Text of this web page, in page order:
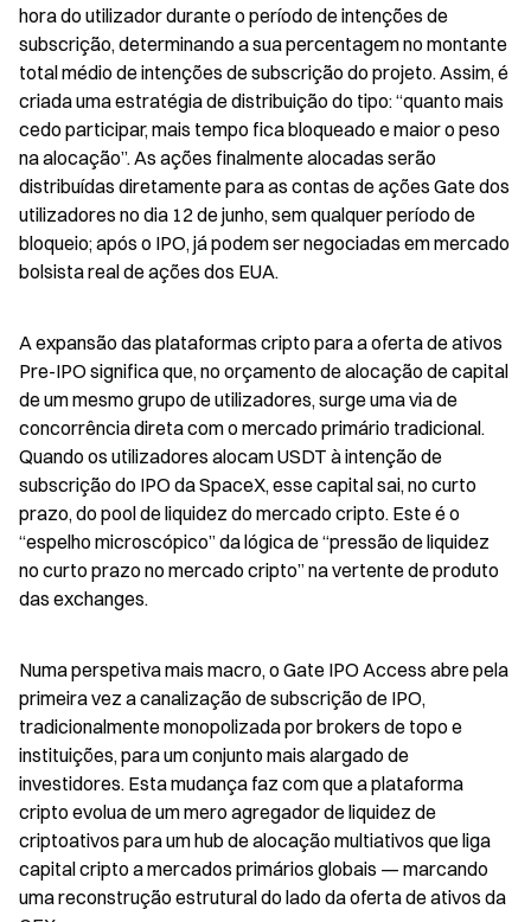
hora do utilizador durante o período de intenções de
subscrição, determinando a sua percentagem no montante
total médio de intenções de subscrição do projeto. Assim, é
criada uma estratégia de distribuição do tipo: “quanto mais
cedo participar, mais tempo fica bloqueado e maior o peso
na alocação”. As ações finalmente alocadas serão
distribuídas diretamente para as contas de ações Gate dos
utilizadores no dia 12 de junho, sem qualquer período de
bloqueio; após o IPO, já podem ser negociadas em mercado
bolsista real de ações dos EUA.
A expansão das plataformas cripto para a oferta de ativos
Pre-IPO significa que, no orçamento de alocação de capital
de um mesmo grupo de utilizadores, surge uma via de
concorrência direta com o mercado primário tradicional.
Quando os utilizadores alocam USDT à intenção de
subscrição do IPO da SpaceX, esse capital sai, no curto
prazo, do pool de liquidez do mercado cripto. Este é o
“espelho microscópico” da lógica de “pressão de liquidez
no curto prazo no mercado cripto” na vertente de produto
das exchanges.
Numa perspetiva mais macro, o Gate IPO Access abre pela
primeira vez a canalização de subscrição de IPO,
tradicionalmente monopolizada por brokers de topo e
instituições, para um conjunto mais alargado de
investidores. Esta mudança faz com que a plataforma
cripto evolua de um mero agregador de liquidez de
criptoativos para um hub de alocação multiativos que liga
capital cripto a mercados primários globais — marcando
uma reconstrução estrutural do lado da oferta de ativos da